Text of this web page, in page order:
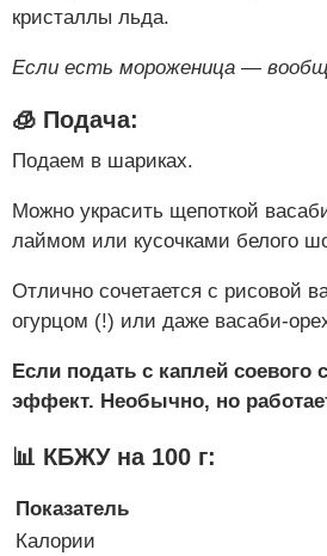
кристаллы льда.
Если есть мороженица —
🧊 Подача:
Подаем в шариках.
Можно украсить щепоткой
лаймом или кусочками белого
Отлично сочетается с рисовой
огурцом (!) или даже васаби-
Если подать с каплей соевого
эффект. Необычно, но
📊 КБЖУ на 100 г:
Показатель
Калории